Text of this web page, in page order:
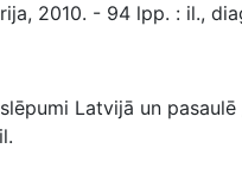
2010. - 94 lpp. : il.,
Latvijā un